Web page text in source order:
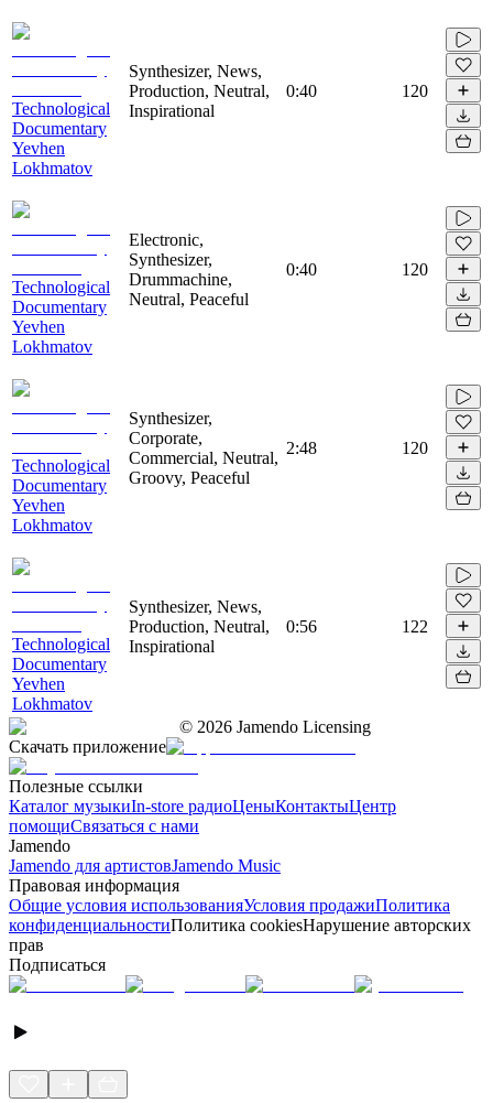
Technological
Documentary
Yevhen
Lokhmatov
Synthesizer, News,
Production, Neutral,
Inspirational
0:40 120
Technological
Documentary
Yevhen
Lokhmatov
Electronic,
Synthesizer,
Drummachine,
Neutral, Peaceful
0:40 120
Technological
Documentary
Yevhen
Lokhmatov
Synthesizer,
Corporate,
Commercial, Neutral,
Groovy, Peaceful
2:48 120
Technological
Documentary
Yevhen
Lokhmatov
Synthesizer, News,
Production, Neutral,
Inspirational
0:56 122
© 2026 Jamendo Licensing
Скачать приложение
Полезные ссылки
Каталог музыкиIn-store радиоЦеныКонтактыЦентр
помощиСвязаться с нами
Jamendo
Jamendo для артистовJamendo Music
Правовая информация
Общие условия использованияУсловия продажиПолитика
конфиденциальностиПолитика cookiesНарушение авторских
прав
Подписаться